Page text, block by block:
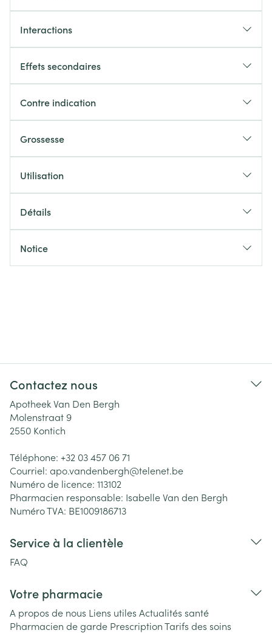
Interactions
Effets secondaires
Contre indication
Grossesse
Utilisation
Détails
Notice
Contactez nous
Apotheek Van Den Bergh
Molenstraat 9
2550 Kontich
Téléphone: +32 03 457 06 71
Courriel: apo.vandenbergh@telenet.be
Numéro de licence: 113102
Pharmacien responsable: Isabelle Van den Bergh
Numéro TVA: BE1009186713
Service à la clientèle
FAQ
Votre pharmacie
A propos de nous Liens utiles Actualités santé
Pharmacien de garde PrescriptionTarifs des soins